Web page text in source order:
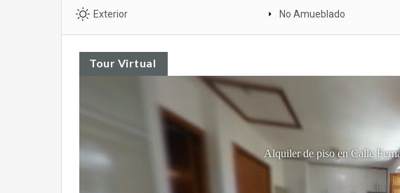
Exterior No Amueblado
Tour Virtual